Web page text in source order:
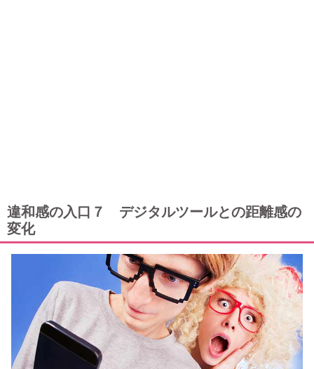
違和感の入口７ デジタルツールとの距離感の
変化